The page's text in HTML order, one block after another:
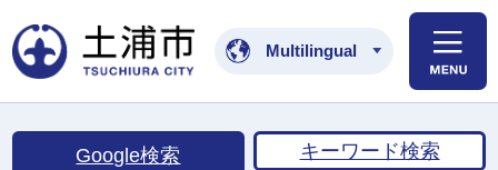
土浦市公式ホームペ
Multilingual
Google検索 キーワード検索